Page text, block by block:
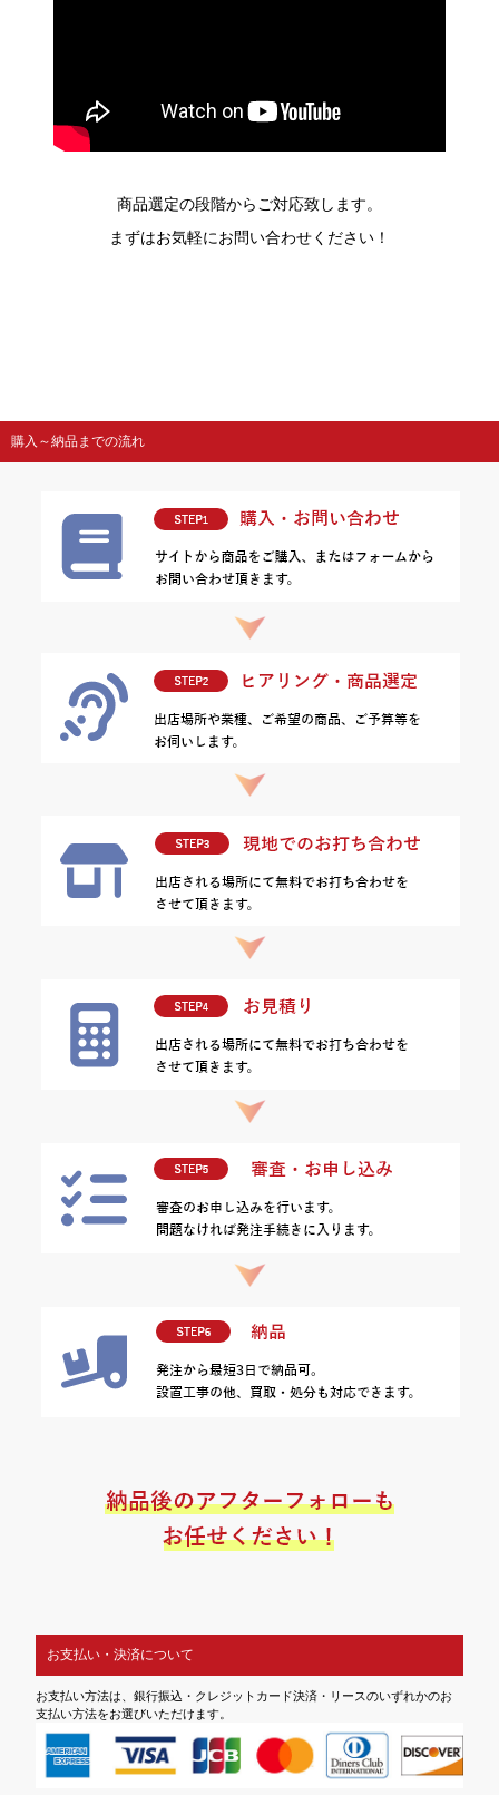
商品選定の段階からご対応致します。
まずはお気軽にお問い合わせください！
購入～納品までの流れ
お支払い・決済について
お支払い方法は、銀行振込・クレジットカード決済・リースのいずれかのお
支払い方法をお選びいただけます。